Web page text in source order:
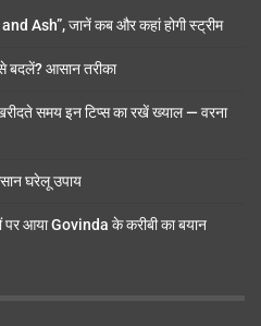
Ash”, जानें कब और कहां होगी स्ट्रीम
बदलें? आसान तरीका
समय इन टिप्स का रखें ख्याल — वरना
घरेलू उपाय
आया Govinda के करीबी का बयान